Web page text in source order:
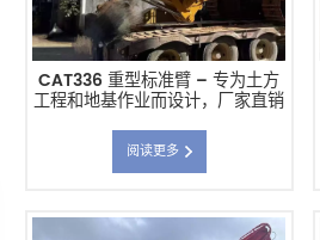
CAT336 重型标准臂 – 专为土方
工程和地基作业而设计，厂家直销
阅读更多